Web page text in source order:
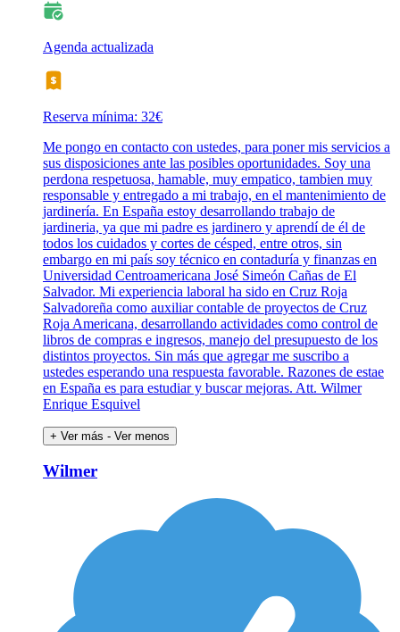
Agenda actualizada
Reserva mínima: 32€
Me pongo en contacto con ustedes, para poner mis servicios a
sus disposiciones ante las posibles oportunidades. Soy una
perdona respetuosa, hamable, muy empatico, tambien muy
responsable y entregado a mi trabajo, en el mantenimiento de
jardinería. En España estoy desarrollando trabajo de
jardineria, ya que mi padre es jardinero y aprendí de él de
todos los cuidados y cortes de césped, entre otros, sin
embargo en mi país soy técnico en contaduría y finanzas en
Universidad Centroamericana José Simeón Cañas de El
Salvador. Mi experiencia laboral ha sido en Cruz Roja
Salvadoreña como auxiliar contable de proyectos de Cruz
Roja Americana, desarrollando actividades como control de
libros de compras e ingresos, manejo del presupuesto de los
distintos proyectos. Sin más que agregar me suscribo a
ustedes esperando una respuesta favorable. Razones de estae
en España es para estudiar y buscar mejoras. Att. Wilmer
Enrique Esquivel
+ Ver más - Ver menos
Wilmer